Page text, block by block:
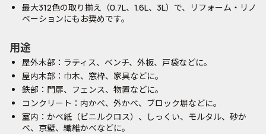
最大312色の取り揃え（0.7L、1.6L、3L）で、リフォーム・リノ
ベーションにもお奨めです。
用途
屋外木部：ラティス、ベンチ、外板、戸袋などに。
屋内木部：巾木、窓枠、家具などに。
鉄部：門扉、フェンス、物置などに。
コンクリート：内かべ、外かべ、ブロック塀などに。
室内：かべ紙（ビニルクロス）、しっくい、モルタル、砂か
べ、京壁、繊維かべなどに。